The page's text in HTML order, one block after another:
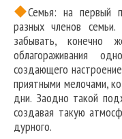
Семья: на первый
разных членов
забывать,
облагораживания
создающего
приятными мелочами,
дни. Заодно такой
создавая такую
дурного.